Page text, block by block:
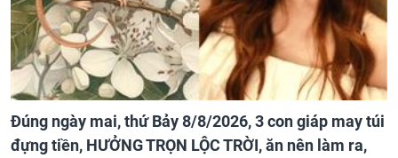
Đúng ngày mai, thứ Bảy 8/8/2026, 3 con giáp may túi
đựng tiền, HƯỞNG TRỌN LỘC TRỜI, ăn nên làm ra,